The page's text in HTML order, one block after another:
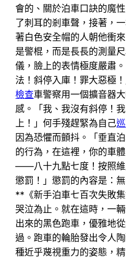
會的、關於泊車口訣的魔
了刺耳的剎車聲，接著，
著白色安全帽的人朝他衝
是警棍，而是長長的測量
儀，臉上的表情極度嚴肅
法！斜停入庫！罪大惡極
檢查車警察用一個擴音器
感。「我、我沒有斜停！
上！」何手殘趕緊為自己
因為恐懼而顫抖。「垂直
的行為，在這裡，你的車
——八十九點七度！按照維
懲罰！」懲罰的內容是：
**《新手泊車七百次失敗
哭泣為止。就在這時，一
出來的黑色跑車，優雅地
過。跑車的輪胎發出令人
種近乎蔑視重力的姿態，